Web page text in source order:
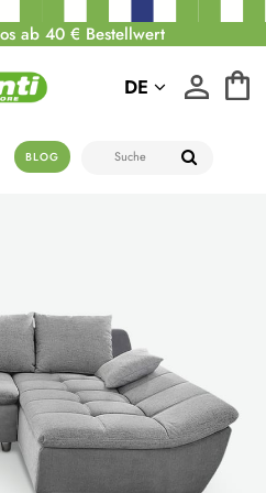
ab 40 € Bestellwert
BLOG
DE